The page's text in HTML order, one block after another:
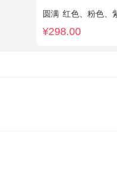
圆满 红色、粉色、紫边康乃馨共16枝，红玫瑰7枝
¥298.00